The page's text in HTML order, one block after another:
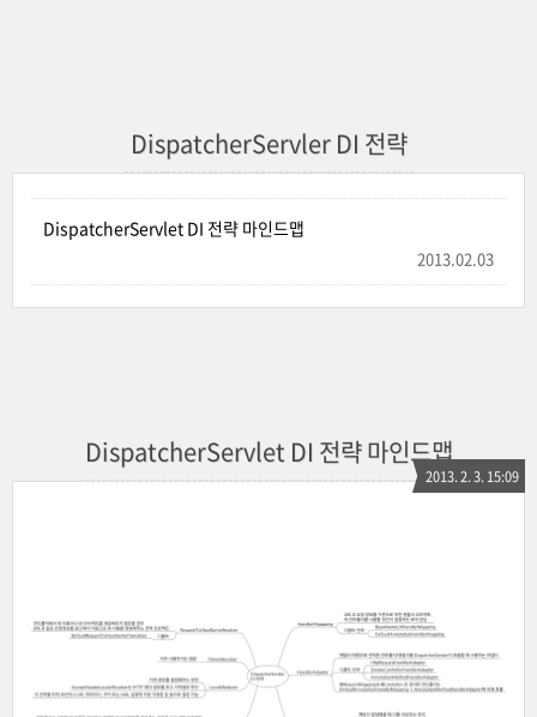
DispatcherServler DI 전략
DispatcherServlet DI 전략 마인드맵
2013.02.03
DispatcherServlet DI 전략 마인드맵
2013. 2. 3. 15:09